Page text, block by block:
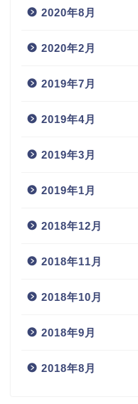
2020年8月
2020年2月
2019年7月
2019年4月
2019年3月
2019年1月
2018年12月
2018年11月
2018年10月
2018年9月
2018年8月